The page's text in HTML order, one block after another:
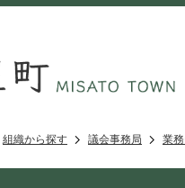
組織から探す 議会事務局 業